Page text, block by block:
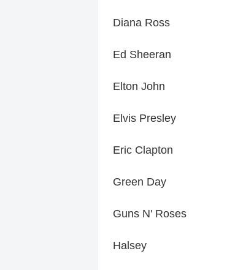
Diana Ross
Ed Sheeran
Elton John
Elvis Presley
Eric Clapton
Green Day
Guns N' Roses
Halsey